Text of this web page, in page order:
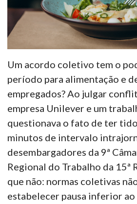
Um acordo coletivo tem o
período para alimentação e
empregados? Ao julgar
empresa Unilever e um
questionava o fato de ter
minutos de intervalo
desembargadores da 9ª
Regional do Trabalho da 15ª
que não: normas coletivas
estabelecer pausa inferior